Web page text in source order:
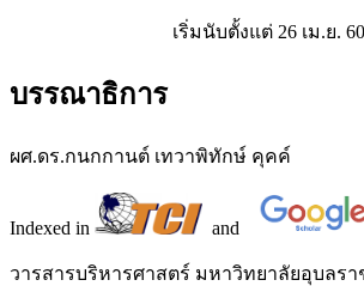
เริ่มนับตั้งแต่ 26 เม.ย. 60
บรรณาธิการ
ผศ.ดร.กนกกานต์ เทวาพิทักษ์ คุคค์
Indexed in and
วารสารบริหารศาสตร์ มหาวิทยาลัยอุบลร